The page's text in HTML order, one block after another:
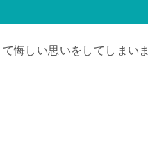
悔しい思いをしてしまいま